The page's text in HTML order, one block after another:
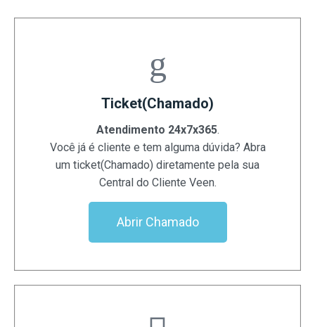
Ticket(Chamado)
Atendimento 24x7x365.
Você já é cliente e tem alguma dúvida? Abra
um ticket(Chamado) diretamente pela sua
Central do Cliente Veen.
Abrir Chamado